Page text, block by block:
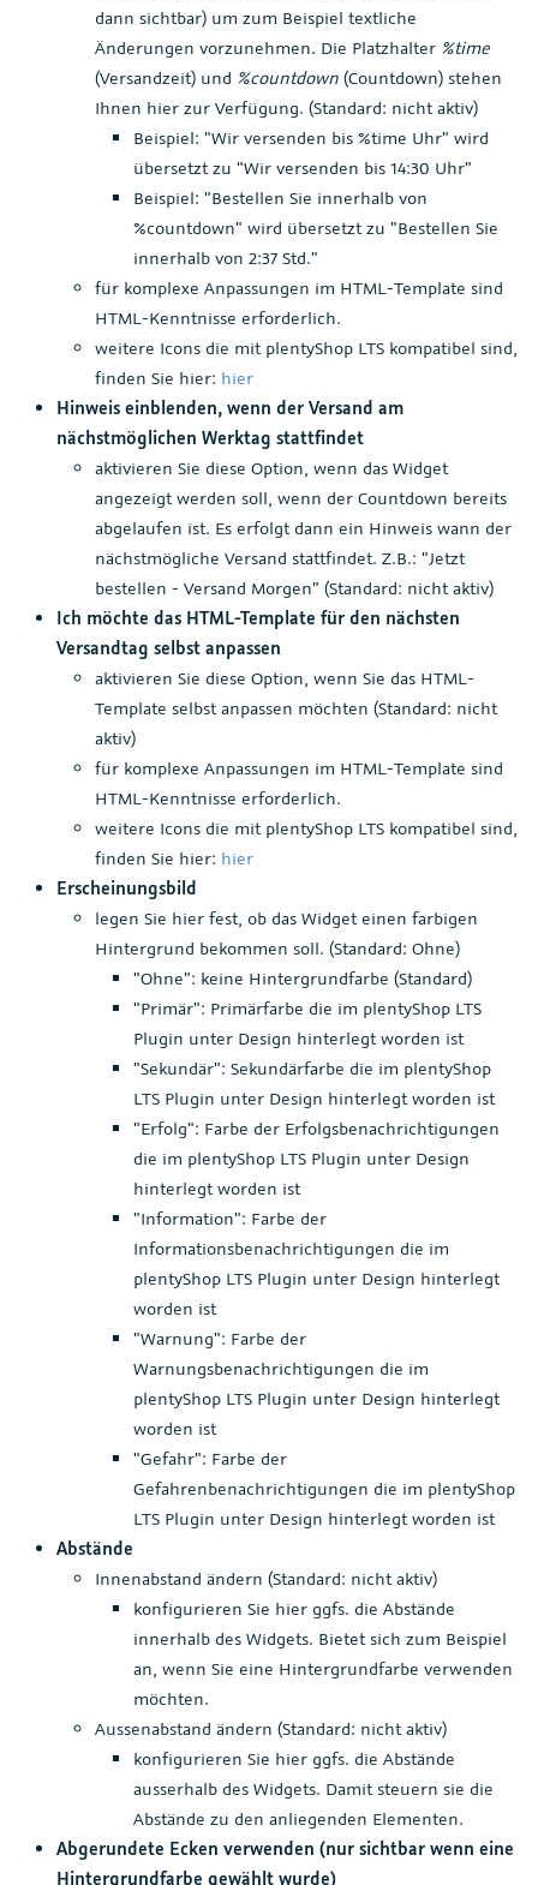
dann sichtbar) um zum Beispiel textliche
Änderungen vorzunehmen. Die Platzhalter %time
(Versandzeit) und %countdown (Countdown) stehen
Ihnen hier zur Verfügung. (Standard: nicht aktiv)
Beispiel: "Wir versenden bis %time Uhr" wird
übersetzt zu "Wir versenden bis 14:30 Uhr"
Beispiel: "Bestellen Sie innerhalb von
%countdown" wird übersetzt zu "Bestellen Sie
innerhalb von 2:37 Std."
für komplexe Anpassungen im HTML-Template sind
HTML-Kenntnisse erforderlich.
weitere Icons die mit plentyShop LTS kompatibel sind,
finden Sie hier: hier
Hinweis einblenden, wenn der Versand am
nächstmöglichen Werktag stattfindet
aktivieren Sie diese Option, wenn das Widget
angezeigt werden soll, wenn der Countdown bereits
abgelaufen ist. Es erfolgt dann ein Hinweis wann der
nächstmögliche Versand stattfindet. Z.B.: "Jetzt
bestellen - Versand Morgen" (Standard: nicht aktiv)
Ich möchte das HTML-Template für den nächsten
Versandtag selbst anpassen
aktivieren Sie diese Option, wenn Sie das HTML-
Template selbst anpassen möchten (Standard: nicht
aktiv)
für komplexe Anpassungen im HTML-Template sind
HTML-Kenntnisse erforderlich.
weitere Icons die mit plentyShop LTS kompatibel sind,
finden Sie hier: hier
Erscheinungsbild
legen Sie hier fest, ob das Widget einen farbigen
Hintergrund bekommen soll. (Standard: Ohne)
"Ohne": keine Hintergrundfarbe (Standard)
"Primär": Primärfarbe die im plentyShop LTS
Plugin unter Design hinterlegt worden ist
"Sekundär": Sekundärfarbe die im plentyShop
LTS Plugin unter Design hinterlegt worden ist
"Erfolg": Farbe der Erfolgsbenachrichtigungen
die im plentyShop LTS Plugin unter Design
hinterlegt worden ist
"Information": Farbe der
Informationsbenachrichtigungen die im
plentyShop LTS Plugin unter Design hinterlegt
worden ist
"Warnung": Farbe der
Warnungsbenachrichtigungen die im
plentyShop LTS Plugin unter Design hinterlegt
worden ist
"Gefahr": Farbe der
Gefahrenbenachrichtigungen die im plentyShop
LTS Plugin unter Design hinterlegt worden ist
Abstände
Innenabstand ändern (Standard: nicht aktiv)
konfigurieren Sie hier ggfs. die Abstände
innerhalb des Widgets. Bietet sich zum Beispiel
an, wenn Sie eine Hintergrundfarbe verwenden
möchten.
Aussenabstand ändern (Standard: nicht aktiv)
konfigurieren Sie hier ggfs. die Abstände
ausserhalb des Widgets. Damit steuern sie die
Abstände zu den anliegenden Elementen.
Abgerundete Ecken verwenden (nur sichtbar wenn eine
Hintergrundfarbe gewählt wurde)